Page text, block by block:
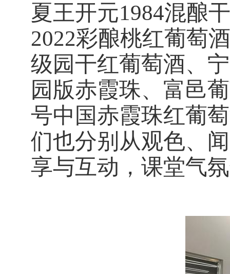
夏王开元1984混酿
2022彩酿桃红葡萄酒
级园干红葡萄酒、
园版赤霞珠、 富邑
号中国赤霞珠红葡
们也分别从观色、
享与互动，课堂气